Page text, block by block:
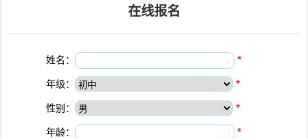
在线报名
姓名： *
年级： *
性别： *
年龄： *